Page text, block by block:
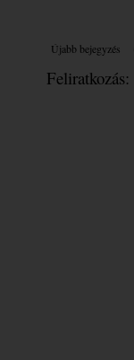
Újabb bejegyzés
Feliratkozás: